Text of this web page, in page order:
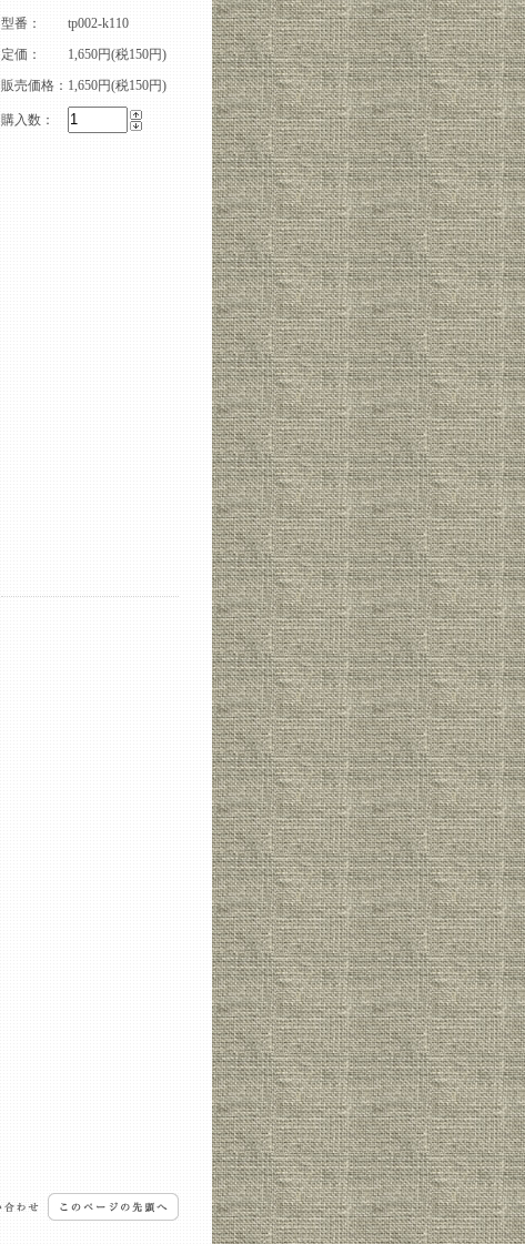
型番：
tp002-k110
定価：
1,650円(税150円)
販売価格： 1,650円(税150円)
購入数：